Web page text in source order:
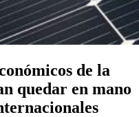
de la
quedar en mano